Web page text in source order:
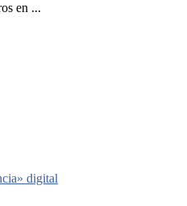
en ...
digital